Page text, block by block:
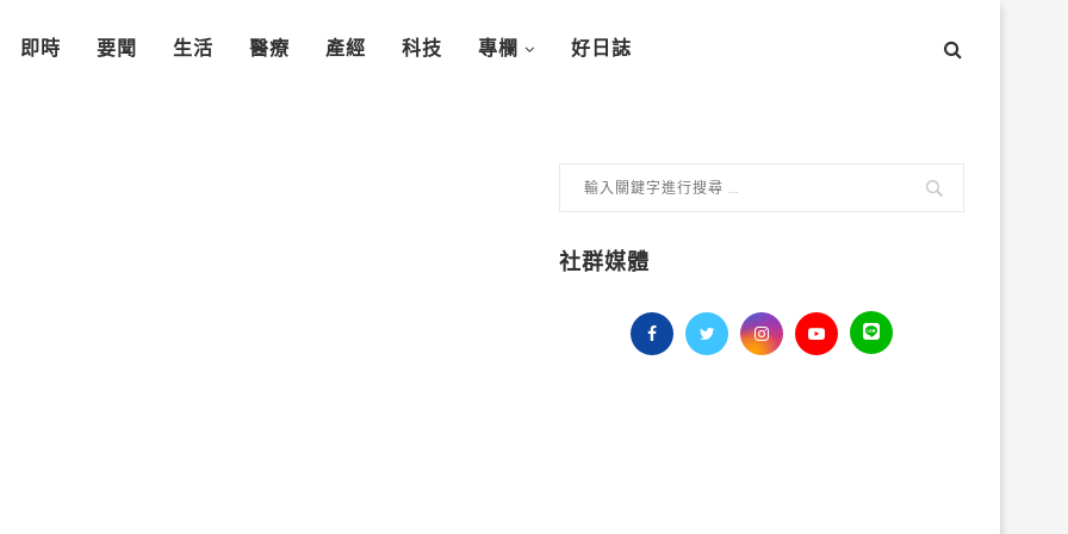
即時 要聞 生活 醫療 產經 科技 專欄 好日誌
社群媒體